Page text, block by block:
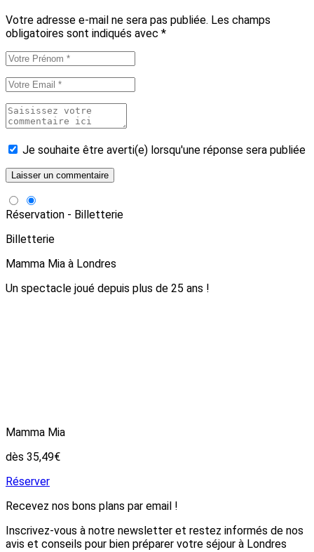
Votre adresse e-mail ne sera pas publiée. Les champs
obligatoires sont indiqués avec *
Je souhaite être averti(e) lorsqu'une réponse sera publiée
Réservation - Billetterie
Billetterie
Mamma Mia à Londres
Un spectacle joué depuis plus de 25 ans !
Mamma Mia
dès 35,49€
Réserver
Recevez nos bons plans par email !
Inscrivez-vous à notre newsletter et restez informés de nos
avis et conseils pour bien préparer votre séjour à Londres